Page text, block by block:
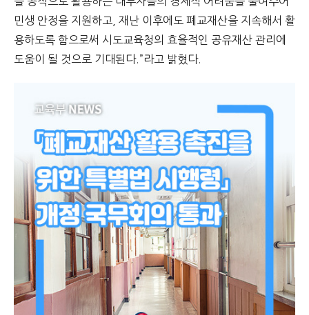
민생 안정을 지원하고, 재난 이후에도 폐교재산을 지속해서 활
용하도록 함으로써 시도교육청의 효율적인 공유재산 관리에
도움이 될 것으로 기대된다.”라고 밝혔다.